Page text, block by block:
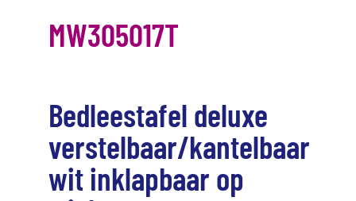
MW305017T
Bedleestafel deluxe
verstelbaar/kantelbaar
wit inklapbaar op